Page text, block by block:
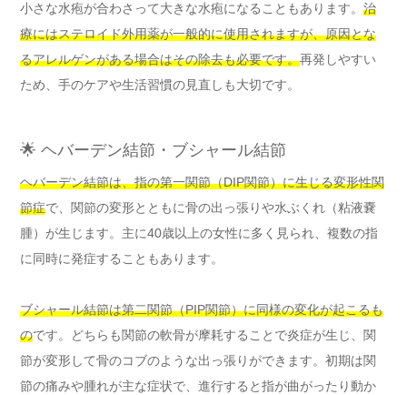
小さな水疱が合わさって大きな水疱になることもあります。 治
療にはステロイド外用薬が一般的に使用されますが、原因とな
るアレルゲンがある場合はその除去も必要です。再発しやすい
ため、手のケアや生活習慣の見直しも大切です。
🌟 ヘバーデン結節・ブシャール結節
ヘバーデン結節は、指の第一関節（DIP関節）に生じる変形性関
節症で、関節の変形とともに骨の出っ張りや水ぶくれ（粘液嚢
腫）が生じます。主に40歳以上の女性に多く見られ、複数の指
に同時に発症することもあります。
ブシャール結節は第二関節（PIP関節）に同様の変化が起こるも
のです。どちらも関節の軟骨が摩耗することで炎症が生じ、関
節が変形して骨のコブのような出っ張りができます。初期は関
節の痛みや腫れが主な症状で、進行すると指が曲がったり動か